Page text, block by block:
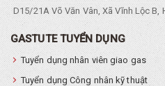
D15/21A Võ Văn Vân, Xã Vĩnh Lộc B,
GASTUTE TUYỂN DỤNG
Tuyển dụng nhân viên giao gas
Tuyển dụng Công nhân kỹ thuật